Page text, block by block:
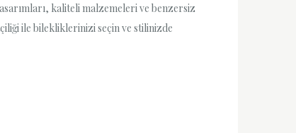
kaliteli malzemeleri ve benzersiz
ile bilekliklerinizi seçin ve stilinizde